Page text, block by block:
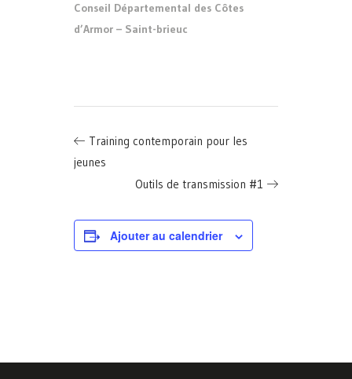
Conseil Départemental des Côtes
d’Armor – Saint-brieuc
Training contemporain pour les
jeunes
Outils de transmission #1
Ajouter au calendrier